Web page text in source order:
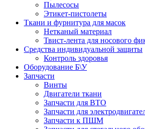
Пылесосы
Этикет-пистолеты
Ткани и фурнитура для масок
Нетканый материал
Твист-лента для носового
Средства индивидуальной защиты
Контроль здоровья
Оборудование Б\У
Запчасти
Винты
Двигатели ткани
Запчасти для ВТО
Запчасти для
Запчасти к ПШМ